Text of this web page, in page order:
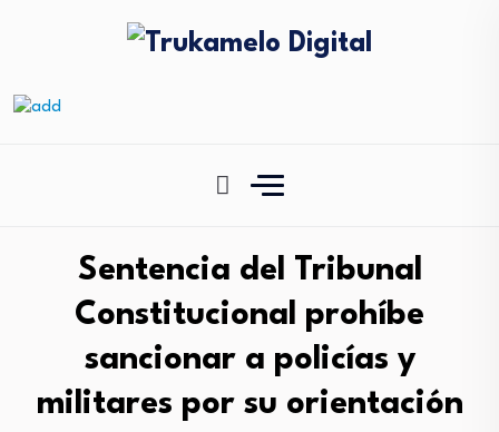
Sentencia del Tribunal
Constitucional prohíbe
sancionar a policías y
militares por su orientación